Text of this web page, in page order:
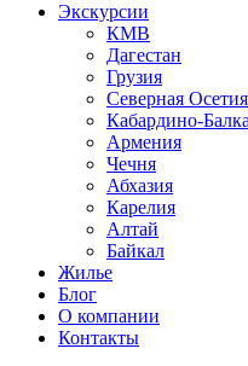
Экскурсии
КМВ
Дагестан
Грузия
Северная Осетия
Кабардино-
Армения
Чечня
Абхазия
Карелия
Алтай
Байкал
Жилье
Блог
О компании
Контакты